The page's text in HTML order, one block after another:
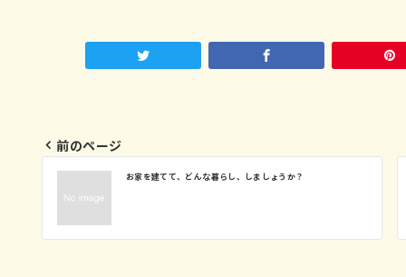
投
稿
前のページ
お家を建てて、どんな暮らし、しましょうか？